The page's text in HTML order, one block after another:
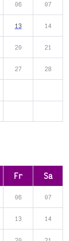
06 07
13 14
20 21
27 28
Fr Sa
06 07
13 14